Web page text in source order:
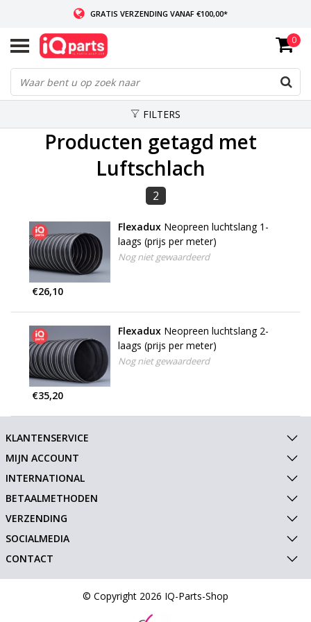
GRATIS VERZENDING VANAF €100,00*
INDIEN VOORRADIG: VOOR 14:00 BESTELD, ZELFDE DAG VERZONDEN
WERELDWIJDE LEVERING
0
FILTERS
Producten getagd met
Luftschlach
2
Flexadux Neopreen luchtslang 1-
laags (prijs per meter)
Nog niet gewaardeerd
€26,10
Flexadux Neopreen luchtslang 2-
laags (prijs per meter)
Nog niet gewaardeerd
€35,20
KLANTENSERVICE
MIJN ACCOUNT
INTERNATIONAL
BETAALMETHODEN
VERZENDING
SOCIALMEDIA
CONTACT
© Copyright 2026 IQ-Parts-Shop